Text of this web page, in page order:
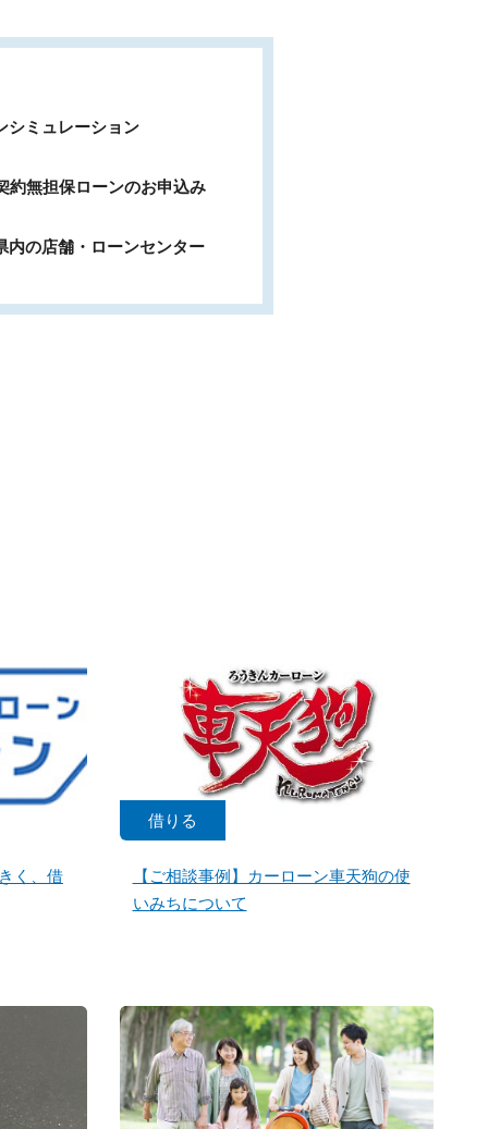
シミュレーション
約無担保ローンのお申込み
内の店舗・ローンセンター
く、借
借りる
【ご相談事例】カーローン車天狗の使
いみちについて